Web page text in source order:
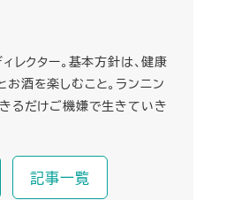
レクター。基本方針は、健康
酒を楽しむこと。ランニン
るだけご機嫌で生きていき
記事一覧